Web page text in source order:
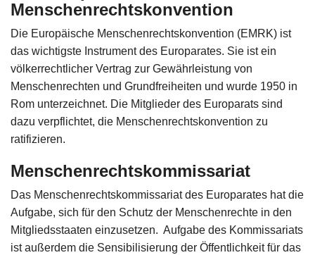
Menschenrechtskonvention
Die Europäische Menschenrechtskonvention (EMRK) ist
das wichtigste Instrument des Europarates. Sie ist ein
völkerrechtlicher Vertrag zur Gewährleistung von
Menschenrechten und Grundfreiheiten und wurde 1950 in
Rom unterzeichnet. Die Mitglieder des Europarats sind
dazu verpflichtet, die Menschenrechtskonvention zu
ratifizieren.
Menschenrechtskommissariat
Das Menschenrechtskommissariat des Europarates hat die
Aufgabe, sich für den Schutz der Menschenrechte in den
Mitgliedsstaaten einzusetzen. Aufgabe des Kommissariats
ist außerdem die Sensibilisierung der Öffentlichkeit für das